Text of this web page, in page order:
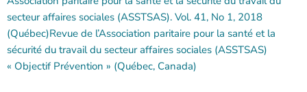
secteur affaires sociales (ASSTSAS). Vol. 41, No 1, 2018
(Québec)Revue de l’Association paritaire pour la santé et la
sécurité du travail du secteur affaires sociales (ASSTSAS)
« Objectif Prévention » (Québec, Canada)